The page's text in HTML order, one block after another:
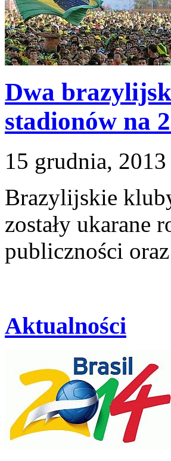
Dwa
stadionów na
15 grudnia, 2013
Brazylijskie
zostały ukarane
publiczności
Aktualności